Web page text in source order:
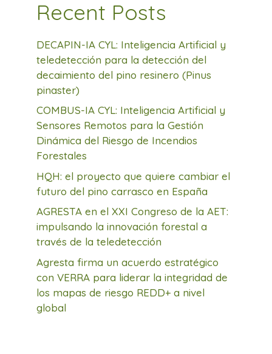
Recent Posts
DECAPIN-IA CYL: Inteligencia Artificial y
teledetección para la detección del
decaimiento del pino resinero (Pinus
pinaster)
COMBUS-IA CYL: Inteligencia Artificial y
Sensores Remotos para la Gestión
Dinámica del Riesgo de Incendios
Forestales
HQH: el proyecto que quiere cambiar el
futuro del pino carrasco en España
AGRESTA en el XXI Congreso de la AET:
impulsando la innovación forestal a
través de la teledetección
Agresta firma un acuerdo estratégico
con VERRA para liderar la integridad de
los mapas de riesgo REDD+ a nivel
global